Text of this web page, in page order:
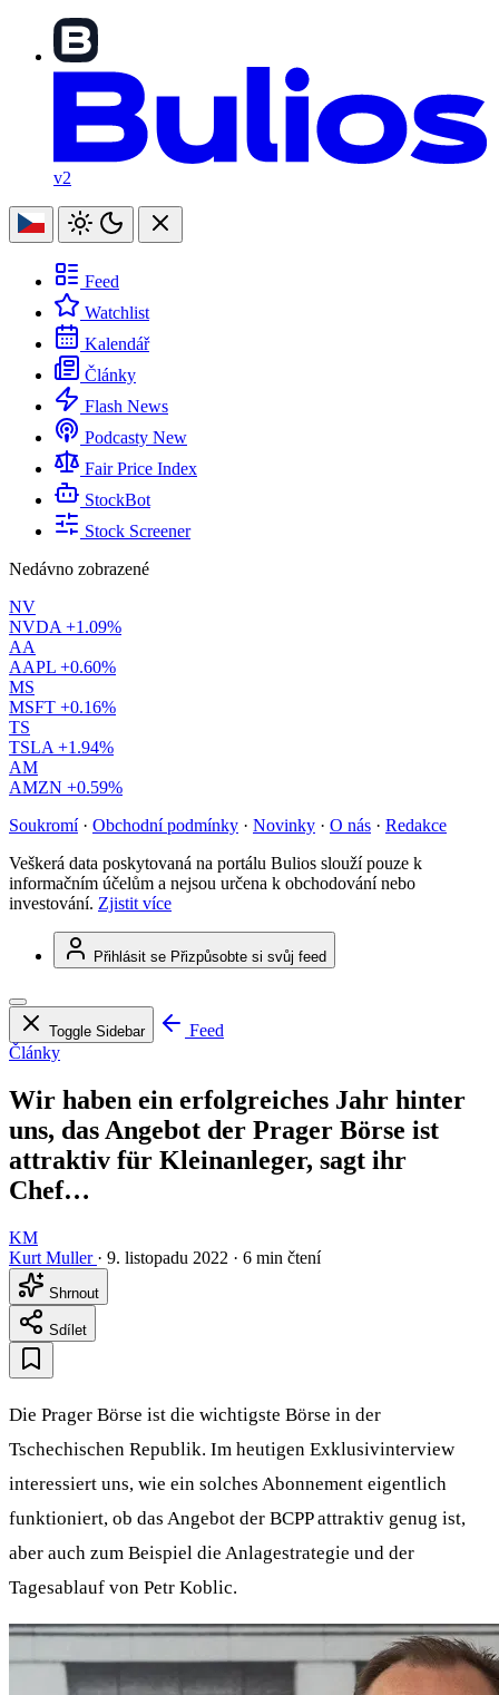
v2
Feed
Watchlist
Kalendář
Články
Flash News
Podcasty New
Fair Price Index
StockBot
Stock Screener
Nedávno zobrazené
NV
NVDA +1.09%
AA
AAPL +0.60%
MS
MSFT +0.16%
TS
TSLA +1.94%
AM
AMZN +0.59%
Soukromí · Obchodní podmínky · Novinky · O nás · Redakce
Veškerá data poskytovaná na portálu Bulios slouží pouze k
informačním účelům a nejsou určena k obchodování nebo
investování. Zjistit více
Přihlásit se Přizpůsobte si svůj feed
Toggle Sidebar
Feed
Články
Wir haben ein erfolgreiches Jahr hinter
uns, das Angebot der Prager Börse ist
attraktiv für Kleinanleger, sagt ihr
Chef…
KM
Kurt Muller · 9. listopadu 2022 · 6 min čtení
Shrnout
Sdílet
Die Prager Börse ist die wichtigste Börse in der
Tschechischen Republik. Im heutigen Exklusivinterview
interessiert uns, wie ein solches Abonnement eigentlich
funktioniert, ob das Angebot der BCPP attraktiv genug ist,
aber auch zum Beispiel die Anlagestrategie und der
Tagesablauf von Petr Koblic.